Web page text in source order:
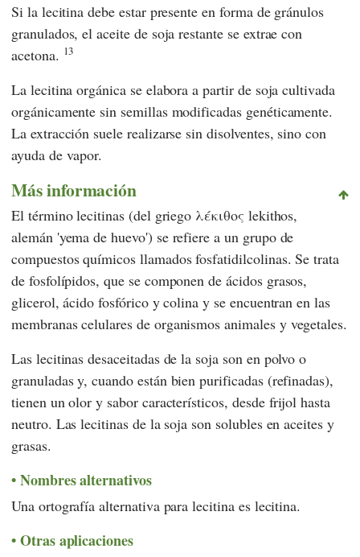
Si la lecitina debe estar presente en forma de gránulos
granulados, el aceite de soja restante se extrae con
acetona. 13
La lecitina orgánica se elabora a partir de soja cultivada
orgánicamente sin semillas modificadas genéticamente.
La extracción suele realizarse sin disolventes, sino con
ayuda de vapor.
Más información
El término lecitinas (del griego λέκιθος lekithos,
alemán 'yema de huevo') se refiere a un grupo de
compuestos químicos llamados fosfatidilcolinas. Se trata
de fosfolípidos, que se componen de ácidos grasos,
glicerol, ácido fosfórico y colina y se encuentran en las
membranas celulares de organismos animales y vegetales.
Las lecitinas desaceitadas de la soja son en polvo o
granuladas y, cuando están bien purificadas (refinadas),
tienen un olor y sabor característicos, desde frijol hasta
neutro. Las lecitinas de la soja son solubles en aceites y
grasas.
Nombres alternativos
Una ortografía alternativa para lecitina es lecitina.
Otras aplicaciones